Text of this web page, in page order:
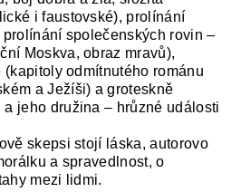
i faustovské), prolínání
společenských rovin –
Moskva, obraz mravů),
odmítnutého románu
a Ježíši) a groteskně
jeho družina – hrůzné události
skepsi stojí láska, autorovo
a spravedlnost, o
mezi lidmi.